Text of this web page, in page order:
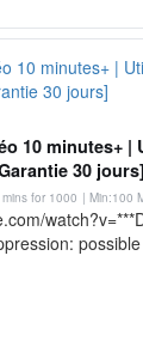
10 minutes+
30 jours]
for 1000 | Min:100